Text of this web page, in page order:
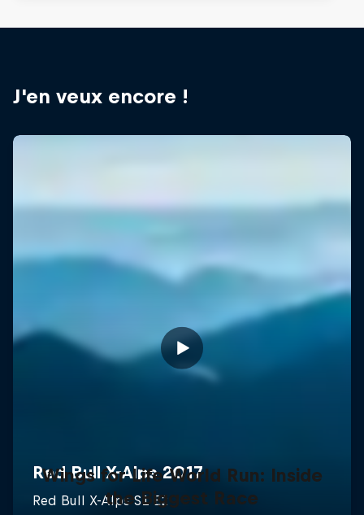
J'en veux encore !
Wings for Life World Run: Inside
the Biggest Race